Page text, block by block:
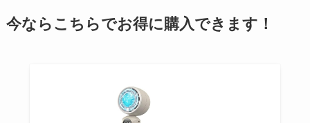
今ならこちらでお得に購入できます！